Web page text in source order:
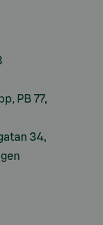
PB 77,
34,